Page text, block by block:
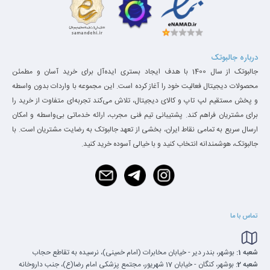
ویژگی‌های برجسته
طراحی ارگونومیک: بدنه آلومینیومی با وزن سبک و طراحی متعادل،
درباره جالبوتک
جالبوتک از سال 1400 با هدف ایجاد بستری ایده‌آل برای خرید آسان و مطمئن
محصولات دیجیتال فعالیت خود را آغاز کرده است. این مجموعه با واردات بدون واسطه
و پخش مستقیم لپ تاپ و کالای دیجیتال، تلاش می‌کند تجربه‌ای متفاوت از خرید را
برای مشتریان فراهم کند. پشتیبانی تیم فنی مجرب، ارائه خدماتی بی‌واسطه و امکان
ارسال سریع به تمامی نقاط ایران، بخشی از تعهد جالبوتک به رضایت مشتریان است. با
جالبوتک، هوشمندانه انتخاب کنید و با خیالی آسوده خرید کنید.
تماس با ما
شعبه 1:
بوشهر، بندر دیر - خیابان مخابرات (امام خمینی)، نرسیده به تقاطع حجاب
شعبه 2:
بوشهر، کنگان - خیابان 17 شهریور، مجتمع پزشکی امام رضا(ع)، جنب داروخانه